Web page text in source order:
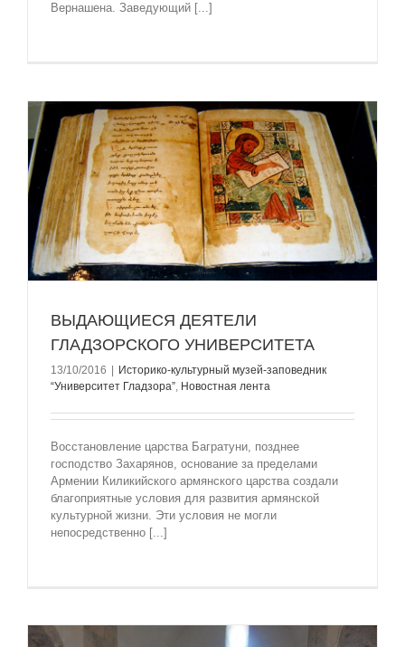
Вернашена. Заведующий [...]
ВЫДАЮЩИЕСЯ ДЕЯТЕЛИ
ГЛАДЗОРСКОГО УНИВЕРСИТЕТА
13/10/2016
Историко-культурный музей-заповедник
“Университет Гладзорa”, Новостная лента
Восстановление царства Багратуни, позднее
господство Захарянов, основание за пределами
Армении Киликийского армянского царства создали
благоприятные условия для развития армянской
культурной жизни. Эти условия не могли
непосредственно [...]